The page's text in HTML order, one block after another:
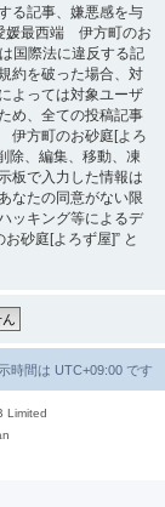
る記事、嫌悪感を与
媛最西端 伊方町のお
国際法に違反する記
約を破った場合、対
よっては対象ユーザ
め、全ての投稿記事
伊方町のお砂庭[よろ
除、編集、移動、凍
板で入力した情報は
なたの同意がない限
ッキング等によるデ
砂庭[よろず屋]” と
時間は UTC+09:00 です
Limited